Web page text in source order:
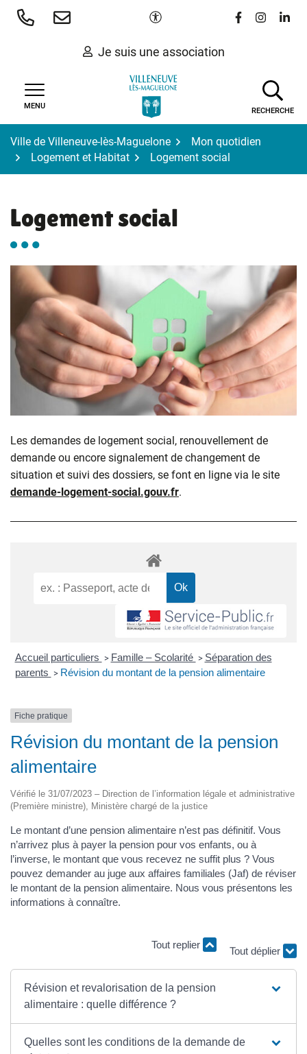
Aller
Paramètres d'accessibilité
Lien vers le
Lien vers
Lien
Je suis une association
MENU
RECHERCHE
Ville de Villeneuve-lès-Maguelone
Mon quotidien
Logement et Habitat
Logement social
Logement social
Les demandes de logement social, renouvellement de
demande ou encore signalement de changement de
situation et suivi des dossiers, se font en ligne via le site
demande-logement-social.gouv.fr.
Accueil particuliers > Famille – Scolarité > Séparation des
parents > Révision du montant de la pension alimentaire
Fiche pratique
Révision du montant de la pension
alimentaire
Vérifié le 31/07/2023 – Direction de l’information légale et administrative
(Première ministre), Ministère chargé de la justice
Le montant d’une pension alimentaire n’est pas définitif. Vous
n’arrivez plus à payer la pension pour vos enfants, ou à
l’inverse, le montant que vous recevez ne suffit plus ? Vous
pouvez demander au juge aux affaires familiales (Jaf) de réviser
le montant de la pension alimentaire. Nous vous présentons les
informations à connaître.
Tout replier
Tout déplier
Révision et revalorisation de la pension
alimentaire : quelle différence ?
Quelles sont les conditions de la demande de